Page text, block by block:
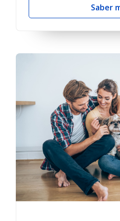
Saber